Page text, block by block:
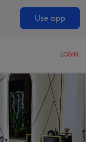
Use app
LOGIN